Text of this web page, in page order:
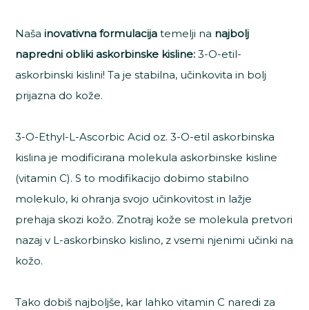
Našainovativna formulacija temelji na najbolj
napredni obliki askorbinske kisline: 3-O-etil-
askorbinski kislini! Ta je stabilna, učinkovita in bolj
prijazna do kože.
3-O-Ethyl-L-Ascorbic Acid oz. 3-O-etil askorbinska
kislina je modificirana molekula askorbinske kisline
(vitamin C). S to modifikacijo dobimo stabilno
molekulo, ki ohranja svojo učinkovitost in lažje
prehaja skozi kožo. Znotraj kože se molekula pretvori
nazaj v L-askorbinsko kislino, z vsemi njenimi učinki na
kožo.
Tako dobiš najboljše, kar lahko vitamin C naredi za